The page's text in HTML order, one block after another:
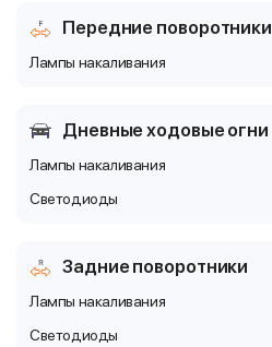
Передние поворотники
Лампы накаливания
Дневные ходовые огни
Лампы накаливания
Светодиоды
Задние поворотники
Лампы накаливания
Светодиоды